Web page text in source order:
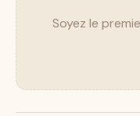
Soyez le